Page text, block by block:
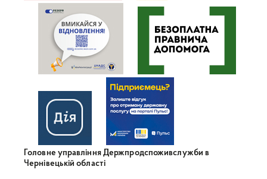
Головне управління Держпродспоживслужби в
Чернівецькій області